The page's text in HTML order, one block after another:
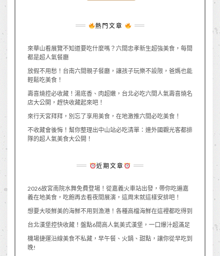
熱門文章
來華山看展覽不知道要吃什麼嗎？六間忠孝新生超強美食，每間
都是超人氣餐廳
放假不用愁！台南六間親子餐廳，讓孩子玩樂不設限，爸媽也能
輕鬆吃美食！
壽喜燒控必收藏！湯底香、肉超嫩，台北必吃六間人氣壽喜燒名
店大公開，趕快收藏起來吧！
來行天宮拜拜，別忘了享用美食，在地激推六間必吃美食！
不收藏會後悔！幫你整理出中山站必吃清單：連外國觀光客都排
隊的超人氣美食大公開！
近期文章
2026故宮南院水舞免費登場！從嘉義火車站出發，帶你吃遍嘉
義在地美食，吃飽再去看夜間展演，這周末就這樣安排吧！
想要大啖鮮美的海鮮不用到漁港！各種高檔海鮮在這裡都吃得到
台北漢堡控快收藏！盤點6間高人氣美式漢堡，一口爆汁超滿足
機場捷運沿線美食不私藏，早午餐、火鍋、甜點，讓你從早吃到
晚!